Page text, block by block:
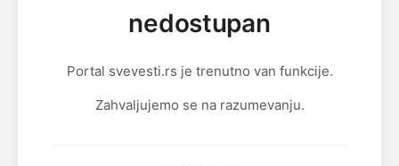
nedostupan
Portal svevesti.rs je trenutno van funkcije.
Zahvaljujemo se na razumevanju.